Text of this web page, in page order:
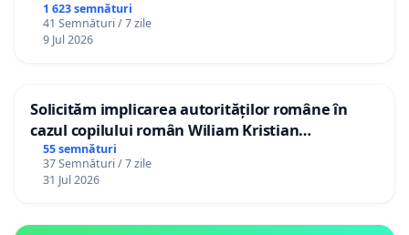
1 623 semnături
41 Semnături / 7 zile
9 Jul 2026
Solicităm implicarea autorităților române în
cazul copilului român Wiliam Kristian
Gheorghe, aflat în plasament în Danemarca de
12 ani
55 semnături
37 Semnături / 7 zile
31 Jul 2026